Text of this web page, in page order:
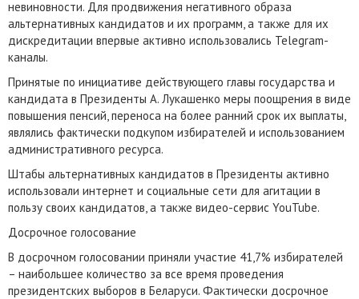
невиновности. Для продвижения негативного образа
альтернативных кандидатов и их программ, а также для их
дискредитации впервые активно использовались Telegram-
каналы.
Принятые по инициативе действующего главы государства и
кандидата в Президенты А. Лукашенко меры поощрения в виде
повышения пенсий, переноса на более ранний срок их выплаты,
являлись фактически подкупом избирателей и использованием
административного ресурса.
Штабы альтернативных кандидатов в Президенты активно
использовали интернет и социальные сети для агитации в
пользу своих кандидатов, а также видео-сервис YouTube.
Досрочное голосование
В досрочном голосовании приняли участие 41,7% избирателей
– наибольшее количество за все время проведения
президентских выборов в Беларуси. Фактически досрочное